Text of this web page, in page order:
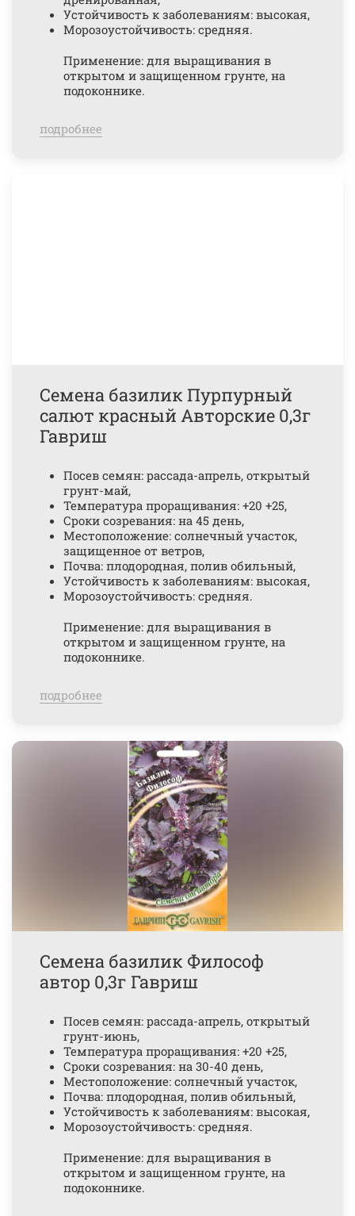
Устойчивость к заболеваниям: высокая,
Морозоустойчивость: средняя.
Применение: для выращивания в
открытом и защищенном грунте, на
подоконнике.
подробнее
Семена базилик Пурпурный
салют красный Авторские 0,3г
Гавриш
Посев семян: рассада-апрель, открытый
грунт-май,
Температура проращивания: +20 +25,
Сроки созревания: на 45 день,
Местоположение: солнечный участок,
защищенное от ветров,
Почва: плодородная, полив обильный,
Устойчивость к заболеваниям: высокая,
Морозоустойчивость: средняя.
Применение: для выращивания в
открытом и защищенном грунте, на
подоконнике.
подробнее
Семена базилик Философ
автор 0,3г Гавриш
Посев семян: рассада-апрель, открытый
грунт-июнь,
Температура проращивания: +20 +25,
Сроки созревания: на 30-40 день,
Местоположение: солнечный участок,
Почва: плодородная, полив обильный,
Устойчивость к заболеваниям: высокая,
Морозоустойчивость: средняя.
Применение: для выращивания в
открытом и защищенном грунте, на
подоконнике.